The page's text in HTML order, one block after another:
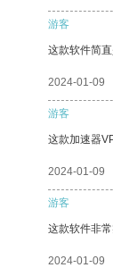
游客
这款软件简
2024-01-09
游客
这款加速器
2024-01-09
游客
这款软件非
2024-01-09